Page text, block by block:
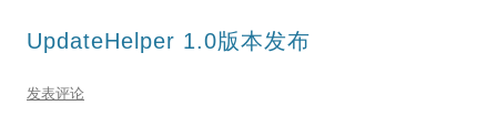
UpdateHelper 1.0版本发布
发表评论